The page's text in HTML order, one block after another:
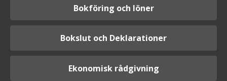
Bokföring och löner
Bokslut och Deklarationer
Ekonomisk rådgivning